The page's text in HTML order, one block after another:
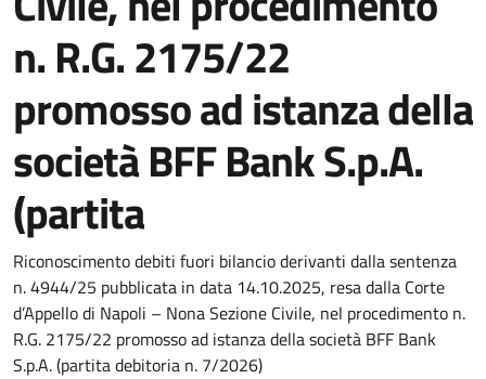
n. R.G. 2175/22
promosso ad istanza della
società BFF Bank S.p.A.
(partita
Riconoscimento debiti fuori bilancio derivanti dalla sentenza
n. 4944/25 pubblicata in data 14.10.2025, resa dalla Corte
d’Appello di Napoli – Nona Sezione Civile, nel procedimento n.
R.G. 2175/22 promosso ad istanza della società BFF Bank
S.p.A. (partita debitoria n. 7/2026)